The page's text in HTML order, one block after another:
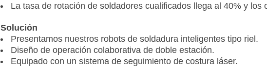
La tasa de rotación de soldadores cualificados llega al 40% y
Solución
Presentamos nuestros robots de soldadura inteligentes tipo riel.
Diseño de operación colaborativa de doble estación.
Equipado con un sistema de seguimiento de costura láser.